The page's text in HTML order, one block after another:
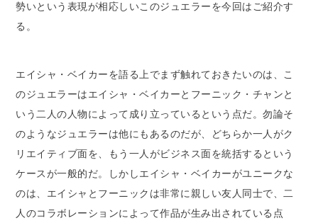
勢いという表現が相応しいこのジュエラーを今回はご紹介す
る。
エイシャ・ベイカーを語る上でまず触れておきたいのは、こ
のジュエラーはエイシャ・ベイカーとフーニック・チャンと
いう二人の人物によって成り立っているという点だ。勿論そ
のようなジュエラーは他にもあるのだが、どちらか一人がク
リエイティブ面を、もう一人がビジネス面を統括するという
ケースが一般的だ。しかしエイシャ・ベイカーがユニークな
のは、エイシャとフーニックは非常に親しい友人同士で、二
人のコラボレーションによって作品が生み出されている点